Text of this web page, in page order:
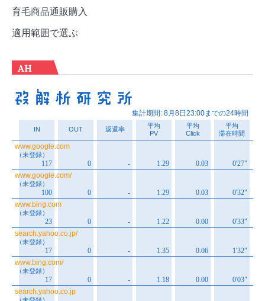
育毛商品通販購入
適用範囲で選ぶ
AH